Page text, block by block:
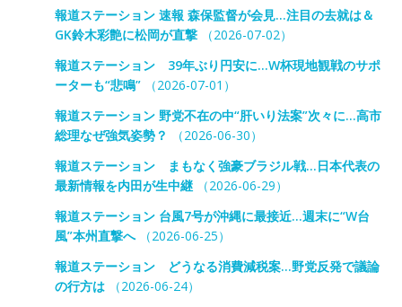
報道ステーション 速報 森保監督が会見…注目の去就は＆
GK鈴木彩艶に松岡が直撃（2026-07-02）
報道ステーション 39年ぶり円安に…W杯現地観戦のサポ
ーターも“悲鳴”（2026-07-01）
報道ステーション 野党不在の中“肝いり法案”次々に…高市
総理なぜ強気姿勢？
（2026-06-30）
報道ステーション まもなく強豪ブラジル戦…日本代表の
最新情報を内田が生中継（2026-06-29）
報道ステーション 台風7号が沖縄に最接近…週末に“W台
風”本州直撃へ（2026-06-25）
報道ステーション どうなる消費減税案…野党反発で議論
の行方は（2026-06-24）